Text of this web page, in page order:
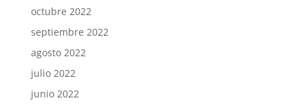
octubre 2022
septiembre 2022
agosto 2022
julio 2022
junio 2022